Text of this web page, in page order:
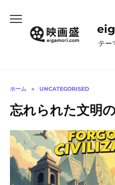
テー
ホーム » UNCATEGORISED
忘れられた文明